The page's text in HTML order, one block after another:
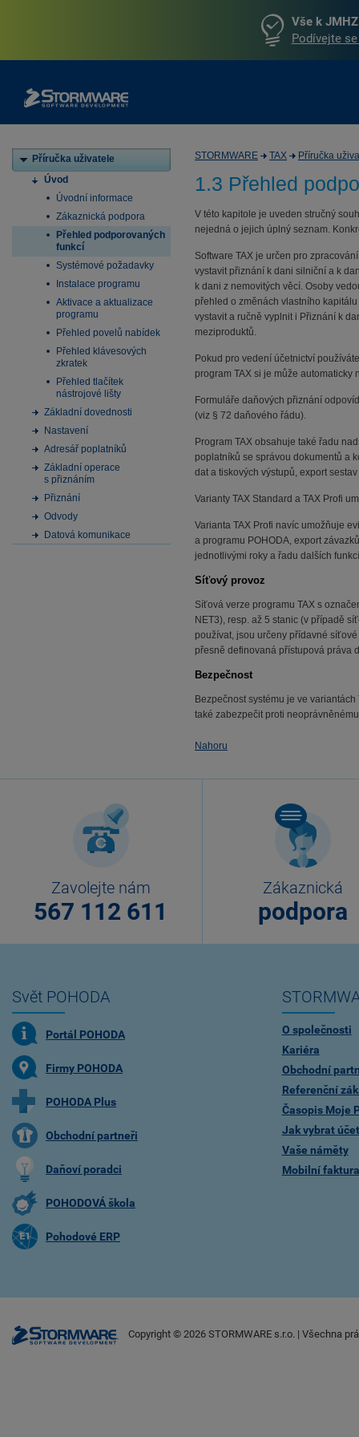
Vše k
Podívejte
Příručka uživatele
Úvod
Úvodní informace
Zákaznická podpora
Přehled podporovaných
funkcí
Systémové požadavky
Instalace programu
Aktivace a aktualizace
programu
Přehled povelů nabídek
Přehled klávesových
zkratek
Přehled tlačítek
nástrojové lišty
Základní dovednosti
Nastavení
Adresář poplatníků
Základní operace
s přiznáním
Přiznání
Odvody
Datová komunikace
STORMWARE TAX Příručka
1.3 Přehled
V této kapitole je uveden stručný
nejedná o jejich úplný seznam.
Software TAX je určen pro
vystavit přiznání k dani silniční a k
k dani z nemovitých věcí. Osoby
přehled o změnách vlastního
vystavit a ručně vyplnit i Přiznání k
meziproduktů.
Pokud pro vedení účetnictví
program TAX si je může
Formuláře daňových přiznání
(viz § 72 daňového řádu).
Program TAX obsahuje také řadu
poplatníků se správou dokumentů a
dat a tiskových výstupů, export
Varianty TAX Standard a TAX Profi
Varianta TAX Profi navíc umožňuje
a programu POHODA, export
jednotlivými roky a řadu dalších
Síťový provoz
Síťová verze programu TAX s
NET3), resp. až 5 stanic (v případě
používat, jsou určeny přídavné
přesně definovaná přístupová práva
Bezpečnost
Bezpečnost systému je ve
také zabezpečit proti
Nahoru
Zavolejte nám
567 112 611
Zákaznická
podpora
Svět POHODA
Portál POHODA
Firmy POHODA
POHODA Plus
Obchodní partneři
Daňoví poradci
POHODOVÁ škola
Pohodové ERP
O společnosti
Kariéra
Obchodní
Referenční
Časopis Moje
Jak vybrat
Vaše náměty
Mobilní
Copyright © 2026 STORMWARE s.r.o. | Všechna